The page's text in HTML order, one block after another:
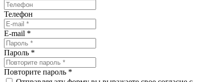
Телефон
E-mail *
Пароль *
Повторите пароль *